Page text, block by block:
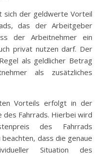
sich der geldwerte Vorteil
das der Arbeitgeber
der Arbeitnehmer ein
privat nutzen darf. Der
als geldlicher Betrag
als zusätzliches
Vorteils erfolgt in der
des Fahrrads. Hierbei wird
des Fahrrads
dass die genaue
Situation des